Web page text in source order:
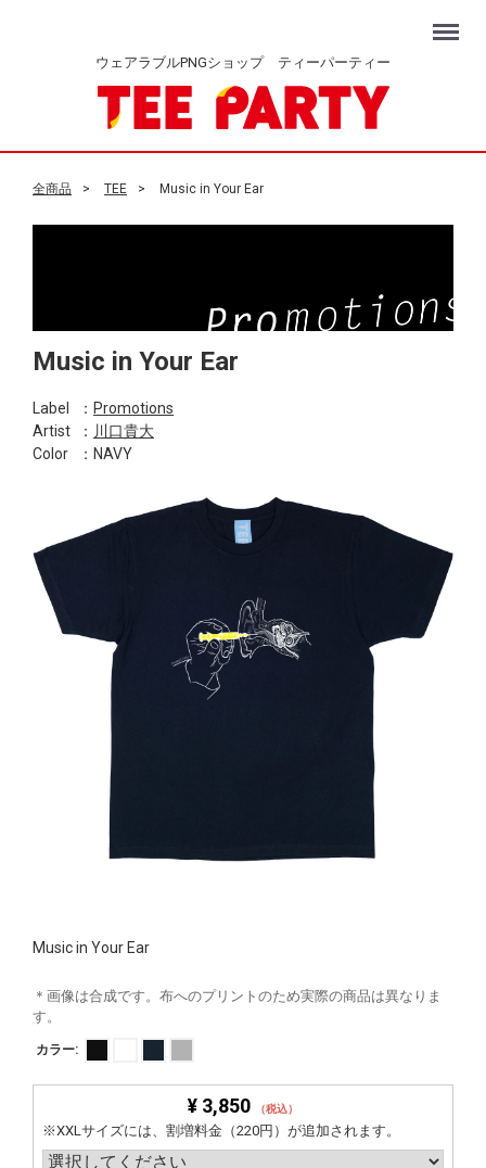
ウェアラブルPNGショップ ティーパーティー
Menu
全商品 TEE Music in Your Ear
Music in Your Ear
Label ： Promotions
Artist
： 川口貴大
Color
：NAVY
Music in Your Ear
＊画像は合成です。布へのプリントのため実際の商品は異なりま
す。
カラー:
¥ 3,850 （税込）
※XXLサイズには、割増料金（220円）が追加されます。